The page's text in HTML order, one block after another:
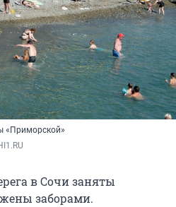
«Приморской»
в Сочи заняты
заборами.